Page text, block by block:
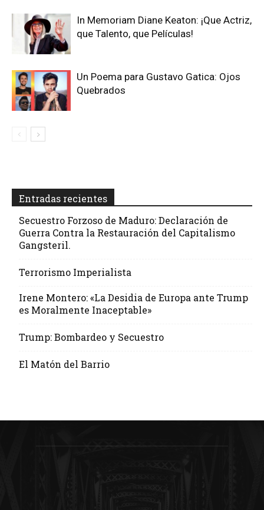
In Memoriam Diane Keaton: ¡Que Actriz,
que Talento, que Películas!
Un Poema para Gustavo Gatica: Ojos
Quebrados
Entradas recientes
Secuestro Forzoso de Maduro: Declaración de
Guerra Contra la Restauración del Capitalismo
Gangsteril.
Terrorismo Imperialista
Irene Montero: «La Desidia de Europa ante Trump
es Moralmente Inaceptable»
Trump: Bombardeo y Secuestro
El Matón del Barrio